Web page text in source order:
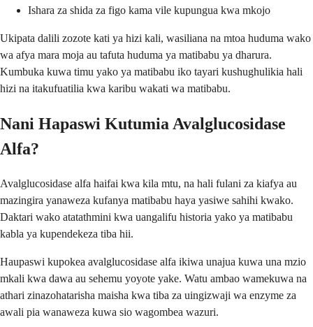
Ishara za shida za figo kama vile kupungua kwa mkojo
Ukipata dalili zozote kati ya hizi kali, wasiliana na mtoa huduma wako
wa afya mara moja au tafuta huduma ya matibabu ya dharura.
Kumbuka kuwa timu yako ya matibabu iko tayari kushughulikia hali
hizi na itakufuatilia kwa karibu wakati wa matibabu.
Nani Hapaswi Kutumia Avalglucosidase
Alfa?
Avalglucosidase alfa haifai kwa kila mtu, na hali fulani za kiafya au
mazingira yanaweza kufanya matibabu haya yasiwe sahihi kwako.
Daktari wako atatathmini kwa uangalifu historia yako ya matibabu
kabla ya kupendekeza tiba hii.
Haupaswi kupokea avalglucosidase alfa ikiwa unajua kuwa una mzio
mkali kwa dawa au sehemu yoyote yake. Watu ambao wamekuwa na
athari zinazohatarisha maisha kwa tiba za uingizwaji wa enzyme za
awali pia wanaweza kuwa sio wagombea wazuri.